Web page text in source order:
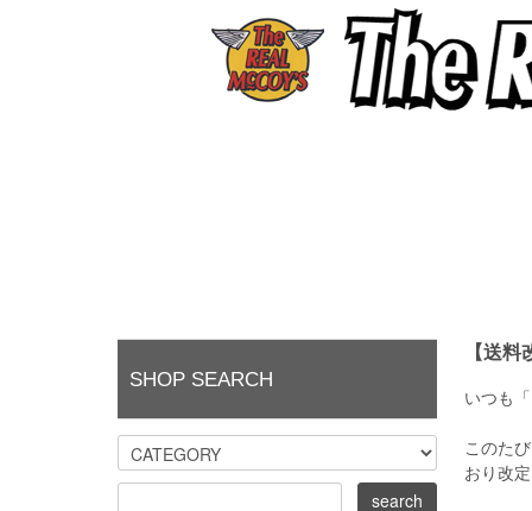
【送
いつも
このた
おり改
SHOP SEARCH